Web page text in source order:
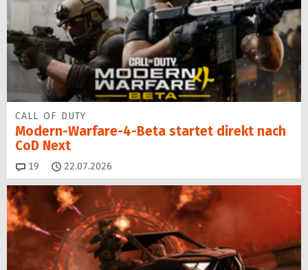
CALL OF DUTY
Modern-Warfare-4-Beta startet direkt nach
CoD Next
19 Kommentare
22.07.2026